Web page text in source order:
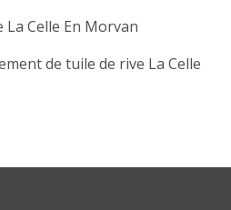
Celle En Morvan
de tuile de rive La Celle